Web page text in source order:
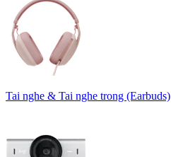
Tai nghe & Tai nghe trong (Earbuds)